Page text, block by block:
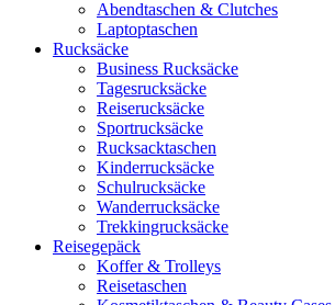
Abendtaschen & Clutches
Laptoptaschen
Rucksäcke
Business Rucksäcke
Tagesrucksäcke
Reiserucksäcke
Sportrucksäcke
Rucksacktaschen
Kinderrucksäcke
Schulrucksäcke
Wanderrucksäcke
Trekkingrucksäcke
Reisegepäck
Koffer & Trolleys
Reisetaschen